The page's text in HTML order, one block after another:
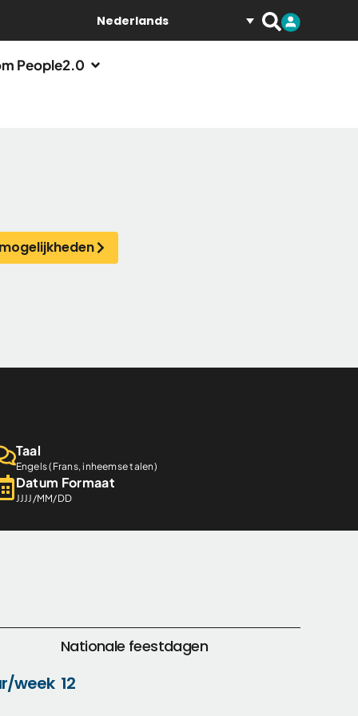
Nederlands
People2.0
Taal
Engels (Frans, inheemse talen)
Datum Formaat
JJJJ/MM/DD
week
Nationale feestdagen
12